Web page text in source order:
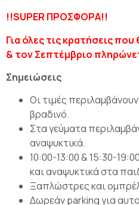
!!SUPER ΠΡΟΣΦΟΡΑ!!
Για όλες τις κρατήσεις
& τον Σεπτέμβριο
Σημειώσεις
Οι τιμές
βραδινό.
Στα γεύματα
αναψυκτικά.
10:00-13:00 & 15:30-
και αναψυκτικά στα
Ξαπλώστρες και
Δωρεάν parking για